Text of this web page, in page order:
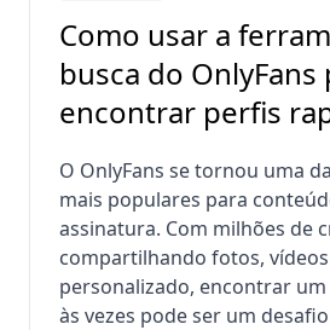
Como usar a
busca do OnlyFans
encontrar perfis
O OnlyFans se tornou uma
mais populares para
assinatura. Com milhões de
compartilhando fotos,
personalizado, encontrar
às vezes pode ser um